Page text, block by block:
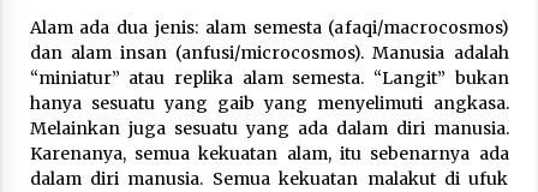
Alam ada dua jenis: alam semesta (afaqi/macrocosmos)
dan alam insan (anfusi/microcosmos). Manusia adalah
“miniatur” atau replika alam semesta. “Langit” bukan
hanya sesuatu yang gaib yang menyelimuti angkasa.
Melainkan juga sesuatu yang ada dalam diri manusia.
Karenanya, semua kekuatan alam, itu sebenarnya ada
dalam diri manusia. Semua kekuatan malakut di ufuk